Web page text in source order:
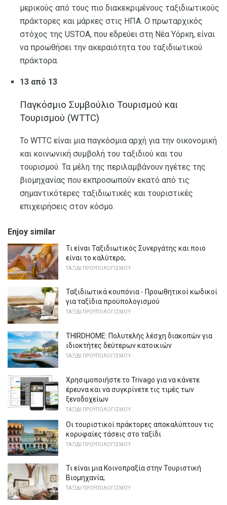
μερικούς από τους πιο διακεκριμένους ταξιδιωτικούς
πράκτορες και μάρκες στις ΗΠΑ. Ο πρωταρχικός
στόχος της USTOA, που εδρεύει στη Νέα Υόρκη, είναι
να προωθήσει την ακεραιότητα του ταξιδιωτικού
πράκτορα.
13 από 13
Παγκόσμιο Συμβούλιο Τουρισμού και
Τουρισμού (WTTC)
Το WTTC είναι μια παγκόσμια αρχή για την οικονομική
και κοινωνική συμβολή του ταξιδιού και του
τουρισμού. Τα μέλη της περιλαμβάνουν ηγέτες της
βιομηχανίας που εκπροσωπούν εκατό από τις
σημαντικότερες ταξιδιωτικές και τουριστικές
επιχειρήσεις στον κόσμο.
Enjoy similar
Τι είναι Ταξιδιωτικός Συνεργάτης και ποιο
είναι το καλύτερο;
ΤΑΞΊΔΙ ΠΡΟΫΠΟΛΟΓΙΣΜΟΎ
Ταξιδιωτικά κουπόνια - Προωθητικοί κωδικοί
για ταξίδια προϋπολογισμού
ΤΑΞΊΔΙ ΠΡΟΫΠΟΛΟΓΙΣΜΟΎ
THIRDHOME: Πολυτελής λέσχη διακοπών για
ιδιοκτήτες δεύτερων κατοικιών
ΤΑΞΊΔΙ ΠΡΟΫΠΟΛΟΓΙΣΜΟΎ
Χρησιμοποιήστε το Trivago για να κάνετε
έρευνα και να συγκρίνετε τις τιμές των
ξενοδοχείων
ΤΑΞΊΔΙ ΠΡΟΫΠΟΛΟΓΙΣΜΟΎ
Οι τουριστικοί πράκτορες αποκαλύπτουν τις
κορυφαίες τάσεις στο ταξίδι
ΤΑΞΊΔΙ ΠΡΟΫΠΟΛΟΓΙΣΜΟΎ
Τι είναι μια Κοινοπραξία στην Τουριστική
Βιομηχανία;
ΤΑΞΊΔΙ ΠΡΟΫΠΟΛΟΓΙΣΜΟΎ